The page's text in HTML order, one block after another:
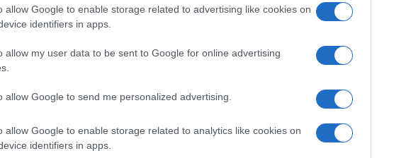
allow Google to enable storage related to advertising like cookies on
identifiers in apps.
allow my user data to be sent to Google for online advertising
allow Google to send me personalized advertising.
allow Google to enable storage related to analytics like cookies on
identifiers in apps.
un rinçage à l’eau froide qui apportera plus de
temps faire un masque à l’huile de ricin : l’huile de
des cheveux
doux et souples. Pour cela,
. Laissez agir une vingtaine de minutes avant de